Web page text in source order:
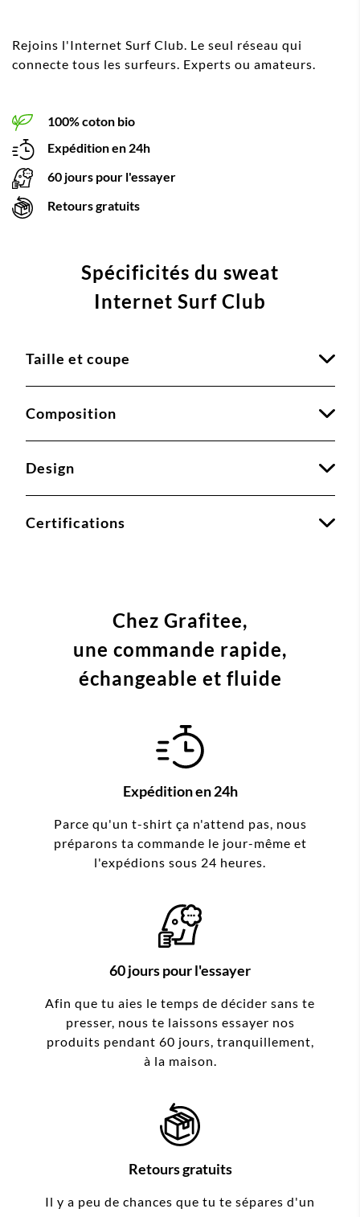
Rejoins l'Internet Surf Club. Le seul réseau qui
connecte tous les surfeurs. Experts ou amateurs.
100% coton bio
Expédition en 24h
60 jours pour l'essayer
Retours gratuits
Spécificités du sweat
Internet Surf Club
Taille et coupe
Composition
Design
Certifications
Chez Grafitee,
une commande rapide,
échangeable et fluide
Expédition en 24h
Parce qu'un t-shirt ça n'attend pas, nous
préparons ta commande le jour-même et
l'expédions sous 24 heures.
60 jours pour l'essayer
Afin que tu aies le temps de décider sans te
presser, nous te laissons essayer nos
produits pendant 60 jours, tranquillement,
à la maison.
Retours gratuits
Il y a peu de chances que tu te sépares d'un